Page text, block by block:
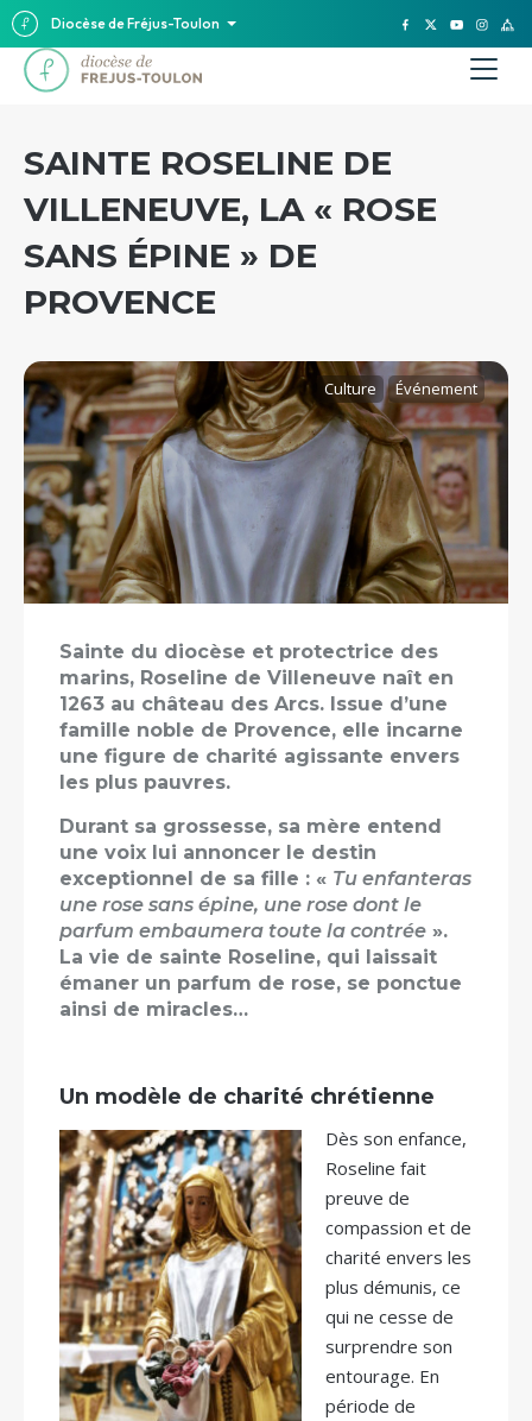
Diocèse de Fréjus-Toulon
SAINTE ROSELINE DE
VILLENEUVE, LA « ROSE
SANS ÉPINE » DE
PROVENCE
Culture Événement
Sainte du diocèse et protectrice des
marins, Roseline de Villeneuve naît en
1263 au château des Arcs. Issue d’une
famille noble de Provence, elle incarne
une figure de charité agissante envers
les plus pauvres.
Durant sa grossesse, sa mère entend
une voix lui annoncer le destin
exceptionnel de sa fille : « Tu enfanteras
une rose sans épine, une rose dont le
parfum embaumera toute la contrée ».
La vie de sainte Roseline, qui laissait
émaner un parfum de rose, se ponctue
ainsi de miracles…
Un modèle de charité chrétienne
Dès son enfance,
Roseline fait
preuve de
compassion et de
charité envers les
plus démunis, ce
qui ne cesse de
surprendre son
entourage. En
période de